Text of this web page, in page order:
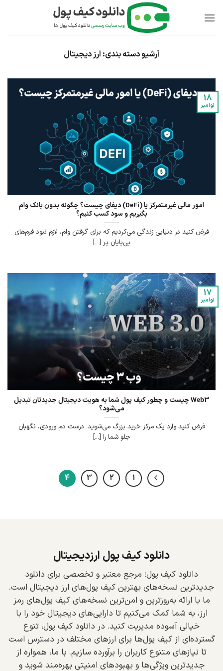
آرشیو دسته بندی: ارز دیجیتال
امور مالی غیرمتمرکز یا (DeFi) دیفای چیست؟ چگونه بدون بانک وام
بگیریم و سود کسب کنیم؟
فرض کنید در دنیایی زندگی می‌کردیم که برای گرفتن وام، لازم نبود فرم‌های
بی‌پایان پر [...]
18
نوامبر
Web3 چیست و چطور کیف پول شما به هویت دیجیتال جدیدتان تبدیل
می‌شود؟
فرض کنید وارد یک مرکز خرید بزرگ می‌شوید. درست دم ورودی، نگهبان
جلو شما را [...]
17
نوامبر
1
2
3
4
دانلود کیف پول ارزدیجیتال
دانلود کیف پول؛ مرجع معتبر و تخصصی برای دانلود
جدیدترین نسخه‌های بهترین کیف پول‌های ارز دیجیتال است.
ما با ارائه به‌روزترین و امن‌ترین نسخه‌های کیف پول‌های رمز
ارز، به شما کمک می‌کنیم تا دارایی‌های دیجیتال خود را با
خیالی آسوده مدیریت کنید. در دانلود کیف پول، تنوع
گسترده‌ای از کیف پول‌ها برای ارزهای مختلف در دسترس است
تا نیازهای متنوع کاربران را برآورده سازیم. با ما، همواره از
جدیدترین ویژگی‌ها و بهبودهای امنیتی بهره‌مند شوید و
پشتیبان کیف پول